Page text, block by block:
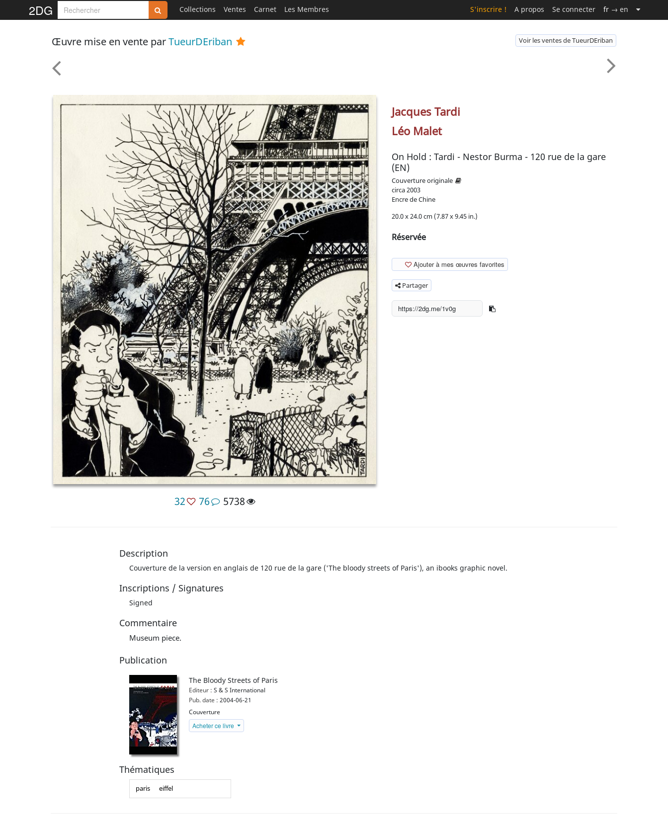
2DG Collections Ventes Carnet Les Membres S'inscrire ! A propos Se connecter fr → en
Œuvre mise en vente parTueurDEriban Voir les ventes de TueurDEriban
32 76 5738
Jacques Tardi
Léo Malet
On Hold : Tardi - Nestor Burma - 120 rue de la gare
(EN)
Couverture originale
circa2003
Encre de Chine
20.0 x 24.0 cm (7.87 x 9.45 in.)
Réservée
Ajouter à mes œuvres favorites
Partager
Description
Couverture de la version en anglais de 120 rue de la gare ('The bloody streets of Paris'), an ibooks graphic novel.
Inscriptions / Signatures
Signed
Commentaire
Museum piece.
Publication
The Bloody Streets of Paris
Editeur : S & S International
Pub. date : 2004-06-21
Couverture
Acheter ce livre
Thématiques
paris eiffel